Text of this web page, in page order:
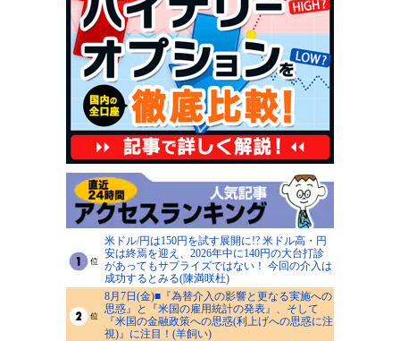
米ドル/円は150円を試す展開に!? 米ドル高・円
安は終焉を迎え、2026年中に140円の大台打診
があってもサプライズではない！ 今回の介入は
成功するとみる(陳満咲杜)
8月7日(金)■『為替介入の影響と更なる実施への
思惑』と『米国の雇用統計の発表』、そして
『米国の金融政策への思惑(利上げへの思惑に注
視)』に注目！(羊飼い)